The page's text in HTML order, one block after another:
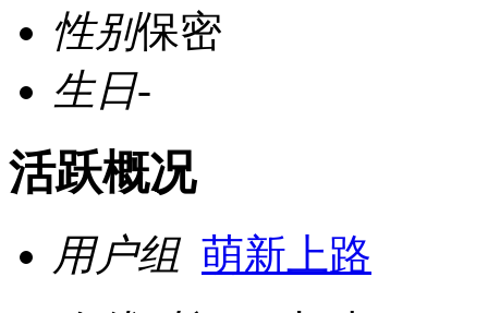
性别保密
生日-
活跃概况
用户组 萌新上路